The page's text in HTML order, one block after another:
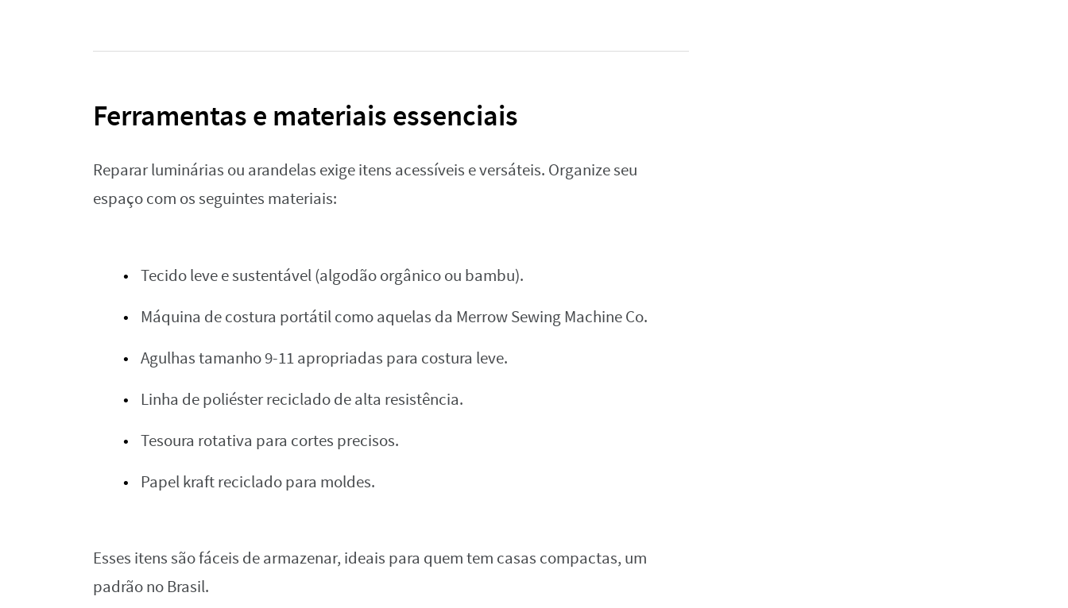
Ferramentas e materiais essenciais
Reparar luminárias ou arandelas exige itens acessíveis e versáteis. Organize seu
espaço com os seguintes materiais:
Tecido leve e sustentável (algodão orgânico ou bambu).
Máquina de costura portátil como aquelas da Merrow Sewing Machine Co.
Agulhas tamanho 9-11 apropriadas para costura leve.
Linha de poliéster reciclado de alta resistência.
Tesoura rotativa para cortes precisos.
Papel kraft reciclado para moldes.
Esses itens são fáceis de armazenar, ideais para quem tem casas compactas, um
padrão no Brasil.